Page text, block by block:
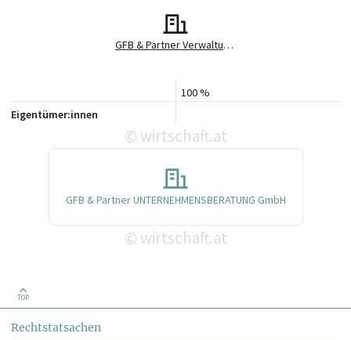
GFB & Partner Verwaltungs GmbH
100 %
Eigentümer:innen
© wirtschaft.at
GFB & Partner UNTERNEHMENSBERATUNG GmbH
© wirtschaft.at
TOP
Rechtstatsachen